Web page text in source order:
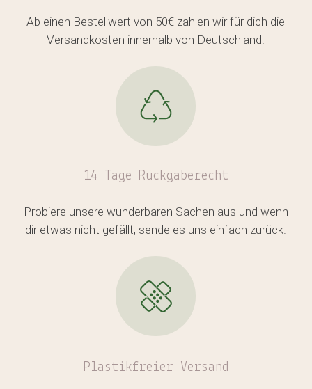
Ab einen Bestellwert von 50€ zahlen wir für dich die
Versandkosten innerhalb von Deutschland.
14 Tage Rückgaberecht
Probiere unsere wunderbaren Sachen aus und wenn
dir etwas nicht gefällt, sende es uns einfach zurück.
Plastikfreier Versand